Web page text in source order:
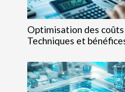
Optimisation des coûts
Techniques et